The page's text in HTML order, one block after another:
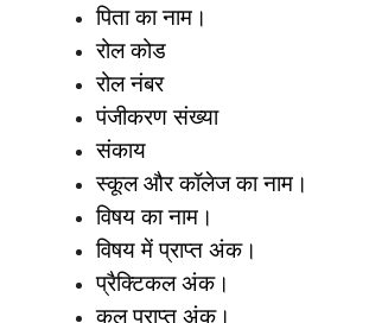
पिता का नाम।
रोल कोड
रोल नंबर
पंजीकरण संख्या
संकाय
स्कूल और कॉलेज का नाम।
विषय का नाम।
विषय में प्राप्त अंक।
प्रैक्टिकल अंक।
कुल प्राप्त अंक।